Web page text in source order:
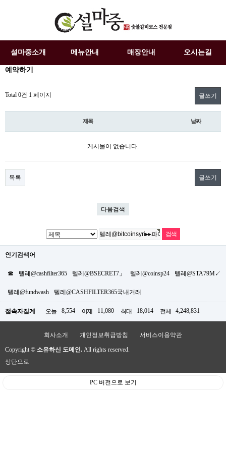
설마중소개 메뉴안내 매장안내 오시는길
예약하기
Total 0건 1 페이지 글쓰기
제목 날짜
게시물이 없습니다.
목록 글쓰기
다음검색
인기검색어
☎ 텔레@cashfilter365 텔레@BSECRET7」 텔레@coinsp24 텔레@STA79M↙
텔레@fundwash 텔레@CASHFILTER365국내거래
접속자집계 오늘 8,554 어제 11,080 최대 18,014 전체 4,248,831
회사소개 개인정보취급방침 서비스이용약관
Copyright © 소유하신 도메인. All rights reserved.
상단으로
PC 버전으로 보기